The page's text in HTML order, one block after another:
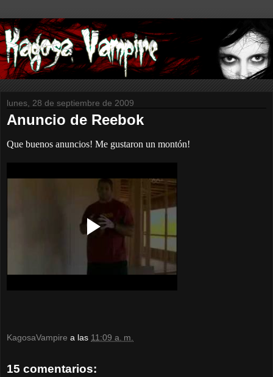
lunes, 28 de septiembre de 2009
Anuncio de Reebok
Que buenos anuncios! Me gustaron un montón!
KagosaVampire a las 11:09 a. m.
15 comentarios: